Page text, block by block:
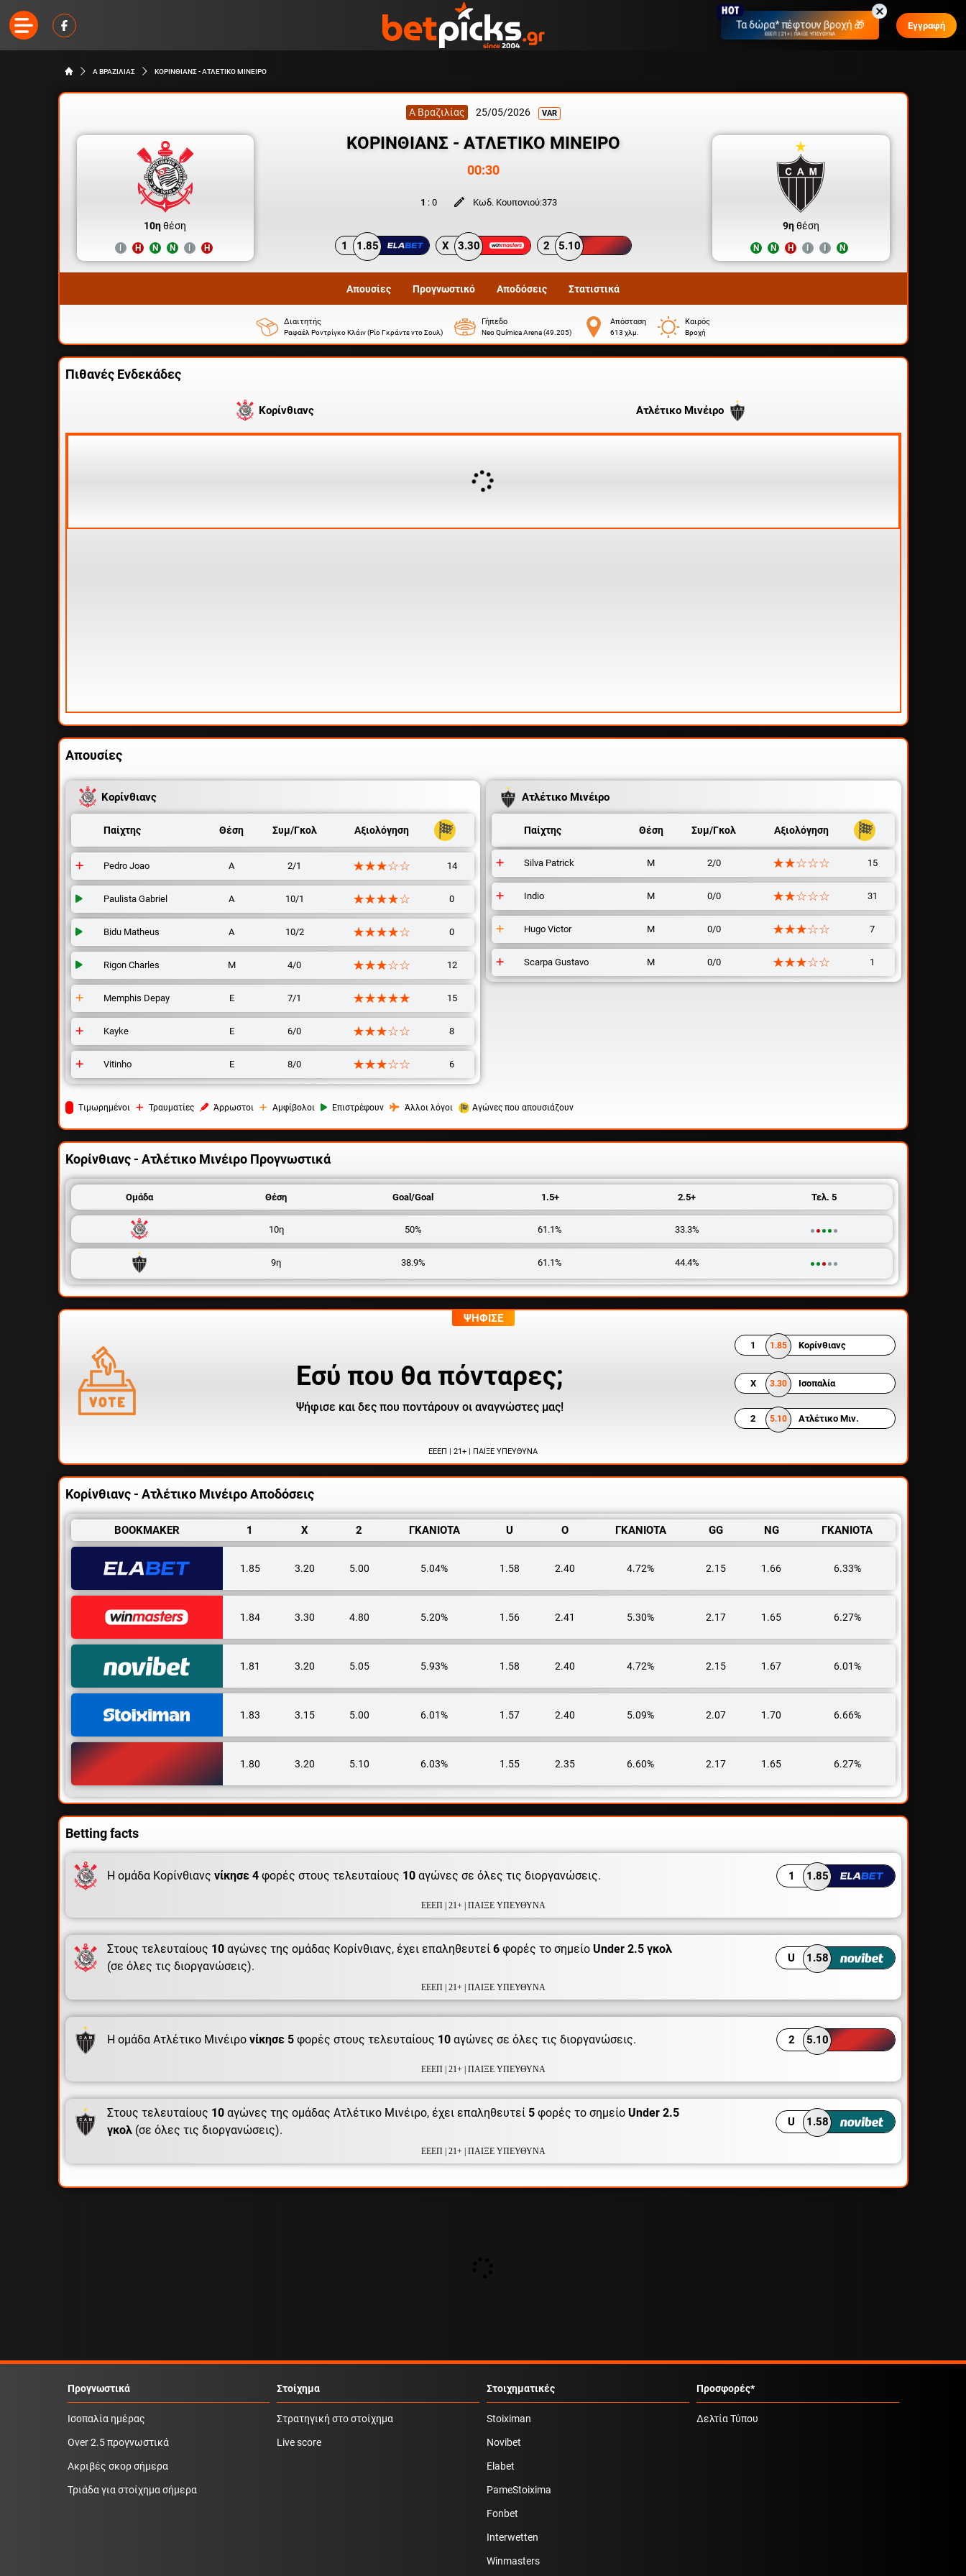
Τα δώρα* πέφτουν βροχή 🎁
ΕΕΕΠ | 21+ | ΠΑΙΞΕ ΥΠΕΥΘΥΝΑ
Εγγραφή
Α ΒΡΑΖΙΛΙΑΣ ΚΟΡΙΝΘΙΑΝΣ - ΑΤΛΕΤΙΚΟ ΜΙΝΕΙΡΟ
10ηθέση
Ι Η Ν Ν Ι Η
Α Βραζιλίας 25/05/2026 VAR
ΚΟΡΙΝΘΙΑΝΣ - ΑΤΛΕΤΙΚΟ ΜΙΝΕΙΡΟ
00:30
1 : 0 Κωδ. Κουπονιού:373
1 1.85 X 3.30 2 5.10
9ηθέση
Ν Ν Η Ι Ι Ν
Απουσίες Προγνωστικό Αποδόσεις Στατιστικά
Διαιτητής
Ραφαέλ Ροντρίγκο Κλάιν (Ρίο Γκράντε ντο Σουλ)
Γήπεδο
Neo Química Arena (49.205)
Απόσταση
613 χλμ.
Καιρός
Βροχή
Πιθανές Ενδεκάδες
Κορίνθιανς Ατλέτικο Μινέιρο
Απουσίες
Κορίνθιανς
Παίχτης Θέση Συμ/Γκολ Αξιολόγηση
Pedro Joao Α 2/1 ☆☆☆☆☆
★★★★★ 14
Paulista Gabriel Α 10/1 ☆☆☆☆☆
★★★★★ 0
Bidu Matheus Α 10/2 ☆☆☆☆☆
★★★★★ 0
Rigon Charles Μ 4/0 ☆☆☆☆☆
★★★★★ 12
Memphis Depay Ε 7/1 ☆☆☆☆☆
★★★★★ 15
Kayke Ε 6/0 ☆☆☆☆☆
★★★★★ 8
Vitinho Ε 8/0 ☆☆☆☆☆
★★★★★ 6
Ατλέτικο Μινέιρο
Παίχτης Θέση Συμ/Γκολ Αξιολόγηση
Silva Patrick Μ 2/0 ☆☆☆☆☆
★★★★★ 15
Indio Μ 0/0 ☆☆☆☆☆
★★★★★ 31
Hugo Victor Μ 0/0 ☆☆☆☆☆
★★★★★ 7
Scarpa Gustavo Μ 0/0 ☆☆☆☆☆
★★★★★ 1
Tιμωρημένοι Τραυματίες Άρρωστοι Αμφίβολοι Επιστρέφουν Άλλοι λόγοι Αγώνες που απουσιάζουν
Κορίνθιανς - Ατλέτικο Μινέιρο Προγνωστικά
Ομάδα Θέση Goal/Goal 1.5+ 2.5+ Τελ. 5
10η 50% 61.1% 33.3%
9η 38.9% 61.1% 44.4%
ΨΗΦΙΣΕ
Εσύ που θα πόνταρες;
Ψήφισε και δες που ποντάρουν οι αναγνώστες μας!
1 1.85 Κορίνθιανς
X 3.30 Ισοπαλία
2 5.10 Ατλέτικο Μιν.
ΕΕΕΠ | 21+ | ΠΑΙΞΕ ΥΠΕΥΘΥΝΑ
Κορίνθιανς - Ατλέτικο Μινέιρο Αποδόσεις
BOOKMAKER 1 X 2 ΓΚΑΝΙΟΤΑ U O ΓΚΑΝΙΟΤΑ GG NG ΓΚΑΝΙΟΤΑ
1.85 3.20 5.00 5.04% 1.58 2.40 4.72% 2.15 1.66 6.33%
1.84 3.30 4.80 5.20% 1.56 2.41 5.30% 2.17 1.65 6.27%
1.81 3.20 5.05 5.93% 1.58 2.40 4.72% 2.15 1.67 6.01%
1.83 3.15 5.00 6.01% 1.57 2.40 5.09% 2.07 1.70 6.66%
1.80 3.20 5.10 6.03% 1.55 2.35 6.60% 2.17 1.65 6.27%
Betting facts
Η ομάδα Κορίνθιανς νίκησε 4φορές στους τελευταίους 10αγώνες σε όλες τις διοργανώσεις. 1 1.85
ΕΕΕΠ | 21+ | ΠΑΙΞΕ ΥΠΕΥΘΥΝΑ
Στους τελευταίους 10αγώνες της ομάδας Κορίνθιανς, έχει επαληθευτεί 6φορές το σημείο Under 2.5 γκολ
(σε όλες τις διοργανώσεις).
U 1.58
ΕΕΕΠ | 21+ | ΠΑΙΞΕ ΥΠΕΥΘΥΝΑ
Η ομάδα Ατλέτικο Μινέιρο νίκησε 5φορές στους τελευταίους 10αγώνες σε όλες τις διοργανώσεις. 2 5.10
ΕΕΕΠ | 21+ | ΠΑΙΞΕ ΥΠΕΥΘΥΝΑ
Στους τελευταίους 10αγώνες της ομάδας Ατλέτικο Μινέιρο, έχει επαληθευτεί 5φορές το σημείο Under 2.5
γκολ(σε όλες τις διοργανώσεις).
U 1.58
ΕΕΕΠ | 21+ | ΠΑΙΞΕ ΥΠΕΥΘΥΝΑ
Προγνωστικά
Ισοπαλία ημέρας
Over 2.5 προγνωστικά
Ακριβές σκορ σήμερα
Τριάδα για στοίχημα σήμερα
Στοίχημα
Στρατηγική στο στοίχημα
Live score
Στοιχηματικές
Stoiximan
Novibet
Elabet
PameStoixima
Fonbet
Interwetten
Winmasters
Προσφορές*
Δελτία Τύπου